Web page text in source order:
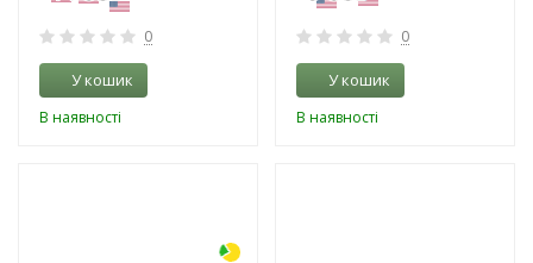
0
У кошик
В наявності
0
У кошик
В наявності